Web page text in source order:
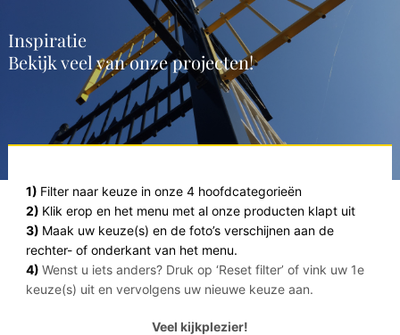
Inspiratie
Bekijk veel van onze projecten!
1) Filter naar keuze in onze 4 hoofdcategorieën
2) Klik erop en het menu met al onze producten klapt uit
3) Maak uw keuze(s) en de foto’s verschijnen aan de
rechter- of onderkant van het menu.
4) Wenst u iets anders? Druk op ‘Reset filter’ of vink uw 1e
keuze(s) uit en vervolgens uw nieuwe keuze aan.
Veel kijkplezier!